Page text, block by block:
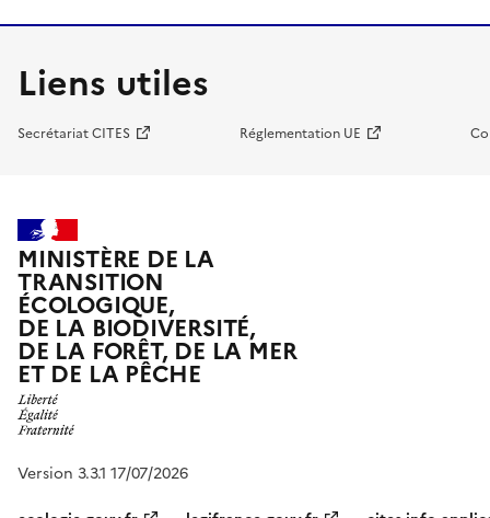
Liens utiles
Secrétariat CITES Réglementation UE
MINISTÈRE DE LA
TRANSITION
ÉCOLOGIQUE,
DE LA BIODIVERSITÉ,
DE LA FORÊT, DE LA MER
ET DE LA PÊCHE
Version 3.3.1 17/07/2026